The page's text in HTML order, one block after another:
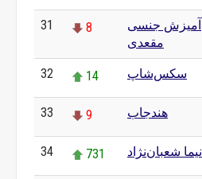
31 8
آمیزش جنسی
مقعدی
32 14 سکس‌شاپ
33 9 هندجاب
34 731 نیما شعبان‌نژاد